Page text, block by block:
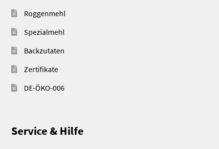
Roggenmehl
Spezialmehl
Backzutaten
Zertifikate
DE-ÖKO-006
Service & Hilfe